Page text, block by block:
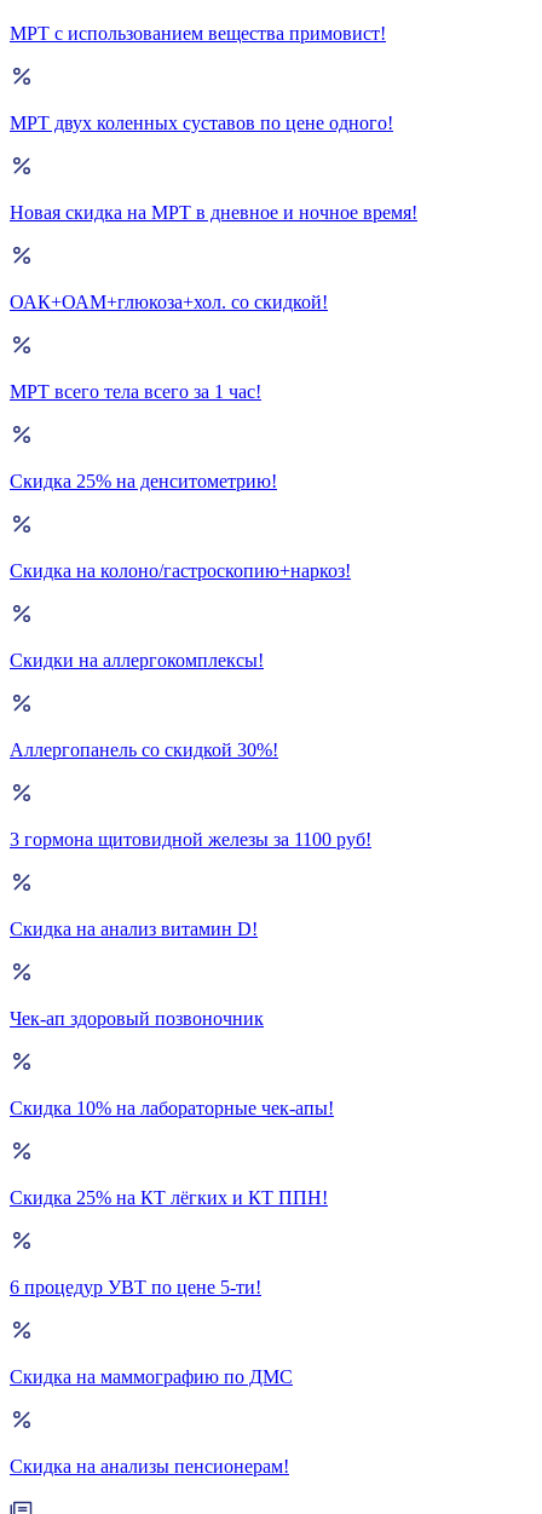
МРТ с использованием вещества примовист!
МРТ двух коленных суставов по цене одного!
Новая скидка на МРТ в дневное и ночное время!
ОАК+ОАМ+глюкоза+хол. со скидкой!
МРТ всего тела всего за 1 час!
Скидка 25% на денситометрию!
Скидка на колоно/гастроскопию+наркоз!
Скидки на аллергокомплексы!
Аллергопанель со скидкой 30%!
3 гормона щитовидной железы за 1100 руб!
Скидка на анализ витамин D!
Чек-ап здоровый позвоночник
Скидка 10% на лабораторные чек-апы!
Скидка 25% на КТ лёгких и КТ ППН!
6 процедур УВТ по цене 5-ти!
Скидка на маммографию по ДМС
Скидка на анализы пенсионерам!